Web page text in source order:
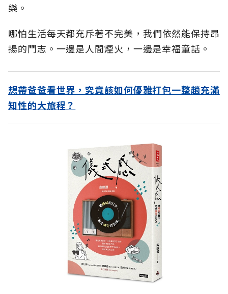
樂。
哪怕生活每天都充斥著不完美，我們依然能保持昂
揚的鬥志。一邊是人間煙火，一邊是幸福童話。
想帶爸爸看世界，究竟該如何優雅打包一整趟充滿
知性的大旅程？